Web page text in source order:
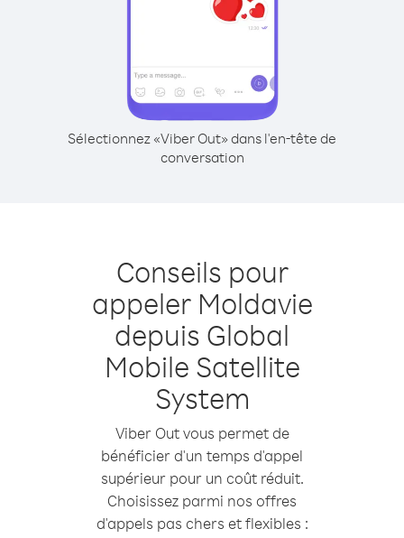
Sélectionnez «Viber Out» dans l'en-tête de
conversation
Conseils pour
appeler Moldavie
depuis Global
Mobile Satellite
System
Viber Out vous permet de
bénéficier d'un temps d'appel
supérieur pour un coût réduit.
Choisissez parmi nos offres
d'appels pas chers et flexibles :